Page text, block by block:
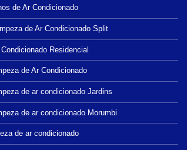
de Ar Condicionado
de Ar Condicionado Split
Residencial
de Ar Condicionado
de ar condicionado Jardins
de ar condicionado Morumbi
de ar condicionado